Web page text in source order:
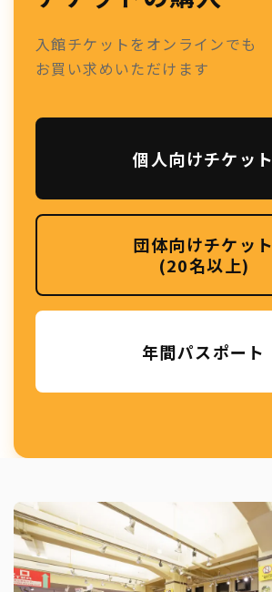
入館チケットをオンラインでも
お買い求めいただけます
個人向けチケット
団体向けチケット
(20名以上)
年間パスポート